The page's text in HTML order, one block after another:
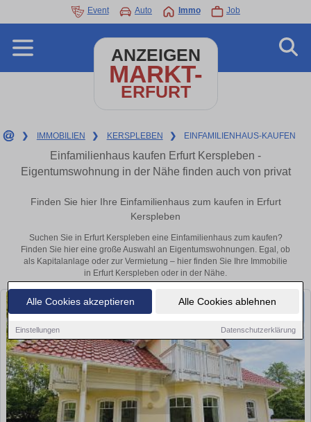
Alle Cookies akzeptieren Alle Cookies ablehnen
Einstellungen Datenschutzerklärung
Event Auto Immo Job
ANZEIGEN
MARKT-
ERFURT
❯ IMMOBILIEN ❯ KERSPLEBEN ❯ EINFAMILIENHAUS-KAUFEN
Einfamilienhaus kaufen Erfurt Kerspleben -
Eigentumswohnung in der Nähe finden auch von privat
Finden Sie hier Ihre Einfamilienhaus zum kaufen in Erfurt
Kerspleben
Suchen Sie in Erfurt Kerspleben eine Einfamilienhaus zum kaufen?
Finden Sie hier eine große Auswahl an Eigentumswohnungen. Egal, ob
als Kapitalanlage oder zur Vermietung – hier finden Sie Ihre Immobilie
in Erfurt Kerspleben oder in der Nähe.